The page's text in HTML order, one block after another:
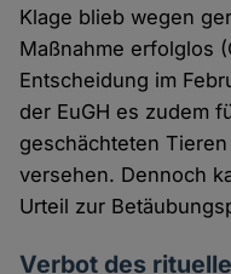
Klage blieb wegen
Maßnahme erfolglos
Entscheidung im
der EuGH es zudem
geschächteten
versehen. Dennoch
Urteil zur
Verbot des